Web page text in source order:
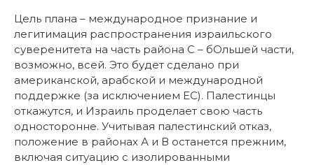
Цель плана – международное признание и
легитимация распространения израильского
суверенитета на часть района C – бОльшей части,
возможно, всей. Это будет сделано при
американской, арабской и международной
поддержке (за исключением ЕС). Палестинцы
откажутся, и Израиль проделает свою часть
односторонне. Учитывая палестинский отказ,
положение в районах А и В останется прежним,
включая ситуацию с изолированными